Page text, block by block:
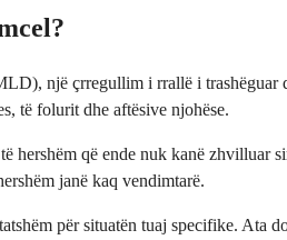
një çrregullim i rrallë i
të folurit dhe aftësive njohëse.
që ende nuk kanë zhvilluar
janë kaq vendimtarë.
për situatën tuaj specifike. Ata